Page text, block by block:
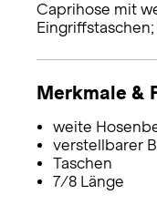
Caprihose mit
Merkmale &
weite
verstellbarer
Taschen
7/8 Länge